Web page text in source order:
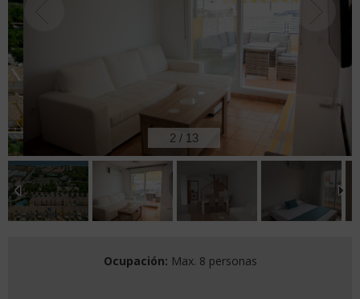
2 / 13
Ocupación: Max. 8 personas